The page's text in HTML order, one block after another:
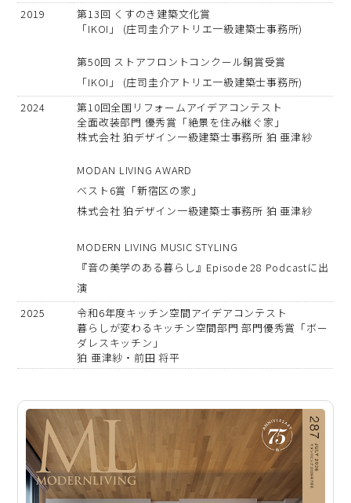
2019
第13回 くすのき建築文化賞
「IKOI」 (庄司圭介アトリエ一級建築士事務所)
第50回 ストアフロントコンクール銅賞受賞
「IKOI」 (庄司圭介アトリエ一級建築士事務所)
2024
第10回全国リフォームアイデアコンテスト
全面改装部門 優秀賞「絶景を住み継ぐ家」
株式会社 狛デザイン一級建築士事務所 狛 亜津紗
MODAN LIVING AWARD
ベスト6賞「新宿区の家」
株式会社 狛デザイン一級建築士事務所 狛 亜津紗
MODERN LIVING MUSIC STYLING
『音の美学のある暮らし』Episode 28 Podcastに出
演
2025
令和6年度キッチン空間アイデアコンテスト
暮らしが変わるキッチン空間部門 部門優秀賞「ボー
ダレスキッチン」
狛 亜津紗・前田 将平